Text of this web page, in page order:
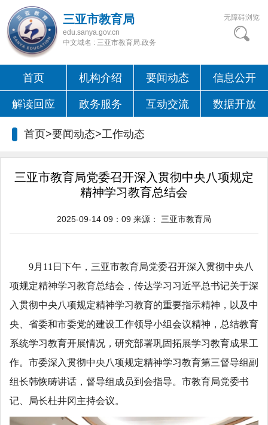
三亚市教育局
edu.sanya.gov.cn
中文域名 : 三亚市教育局.政务
无障碍浏览
首页 机构介绍 要闻动态 信息公开
解读回应 政务服务 互动交流 数据开放
首页>要闻动态>工作动态
三亚市教育局党委召开深入贯彻中央八项规定
精神学习教育总结会
2025-09-14 09：09 来源： 三亚市教育局
9月11日下午，三亚市教育局党委召开深入贯彻中央八
项规定精神学习教育总结会，传达学习习近平总书记关于深
入贯彻中央八项规定精神学习教育的重要指示精神，以及中
央、省委和市委党的建设工作领导小组会议精神，总结教育
系统学习教育开展情况，研究部署巩固拓展学习教育成果工
作。市委深入贯彻中央八项规定精神学习教育第三督导组副
组长韩恢畴讲话，督导组成员到会指导。市教育局党委书
记、局长杜井冈主持会议。